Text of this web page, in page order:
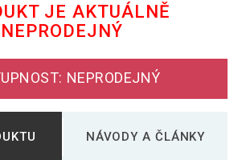
JE AKTUÁLNĚ
NEPRODEJNÝ
NEPRODEJNÝ
NÁVODY A ČLÁNKY